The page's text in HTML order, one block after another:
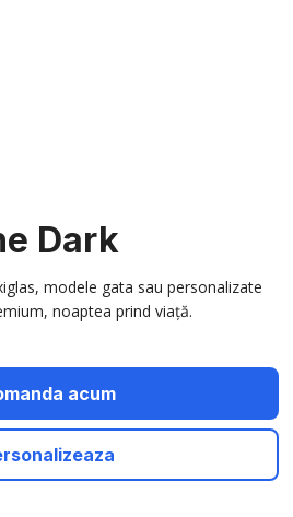
Dark
modele gata sau personalizate
noaptea prind viață.
acum